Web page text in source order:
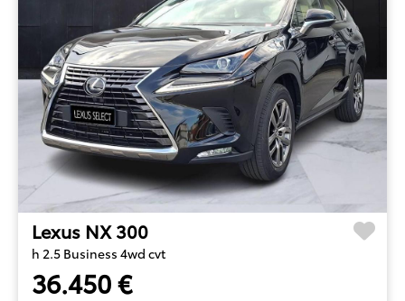
Lexus NX 300
h 2.5 Business 4wd cvt
36.450 €